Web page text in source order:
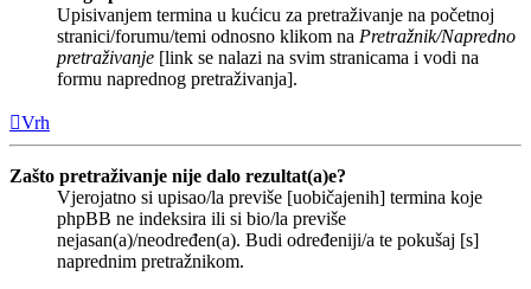
Upisivanjem termina u kućicu za pretraživanje na početnoj
stranici/forumu/temi odnosno klikom na Pretražnik/Napredno
pretraživanje [link se nalazi na svim stranicama i vodi na
formu naprednog pretraživanja].
Vrh
Zašto pretraživanje nije dalo rezultat(a)e?
Vjerojatno si upisao/la previše [uobičajenih] termina koje
phpBB ne indeksira ili si bio/la previše
nejasan(a)/neodređen(a). Budi određeniji/a te pokušaj [s]
naprednim pretražnikom.